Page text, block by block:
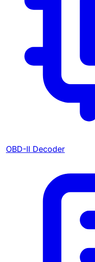
OBD-II Decoder